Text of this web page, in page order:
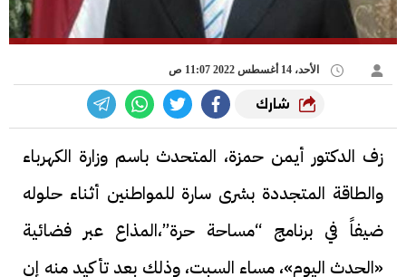
الأحد، 14 أغسطس 2022 11:07 ص
شارك
زف الدكتور أيمن حمزة، المتحدث باسم وزارة الكهرباء
والطاقة المتجددة بشرى سارة للمواطنين أثناء حلوله
ضيفاً في برنامج “مساحة حرة”،المذاع عبر فضائية
«الحدث اليوم»، مساء السبت، وذلك بعد تأكيد منه إن